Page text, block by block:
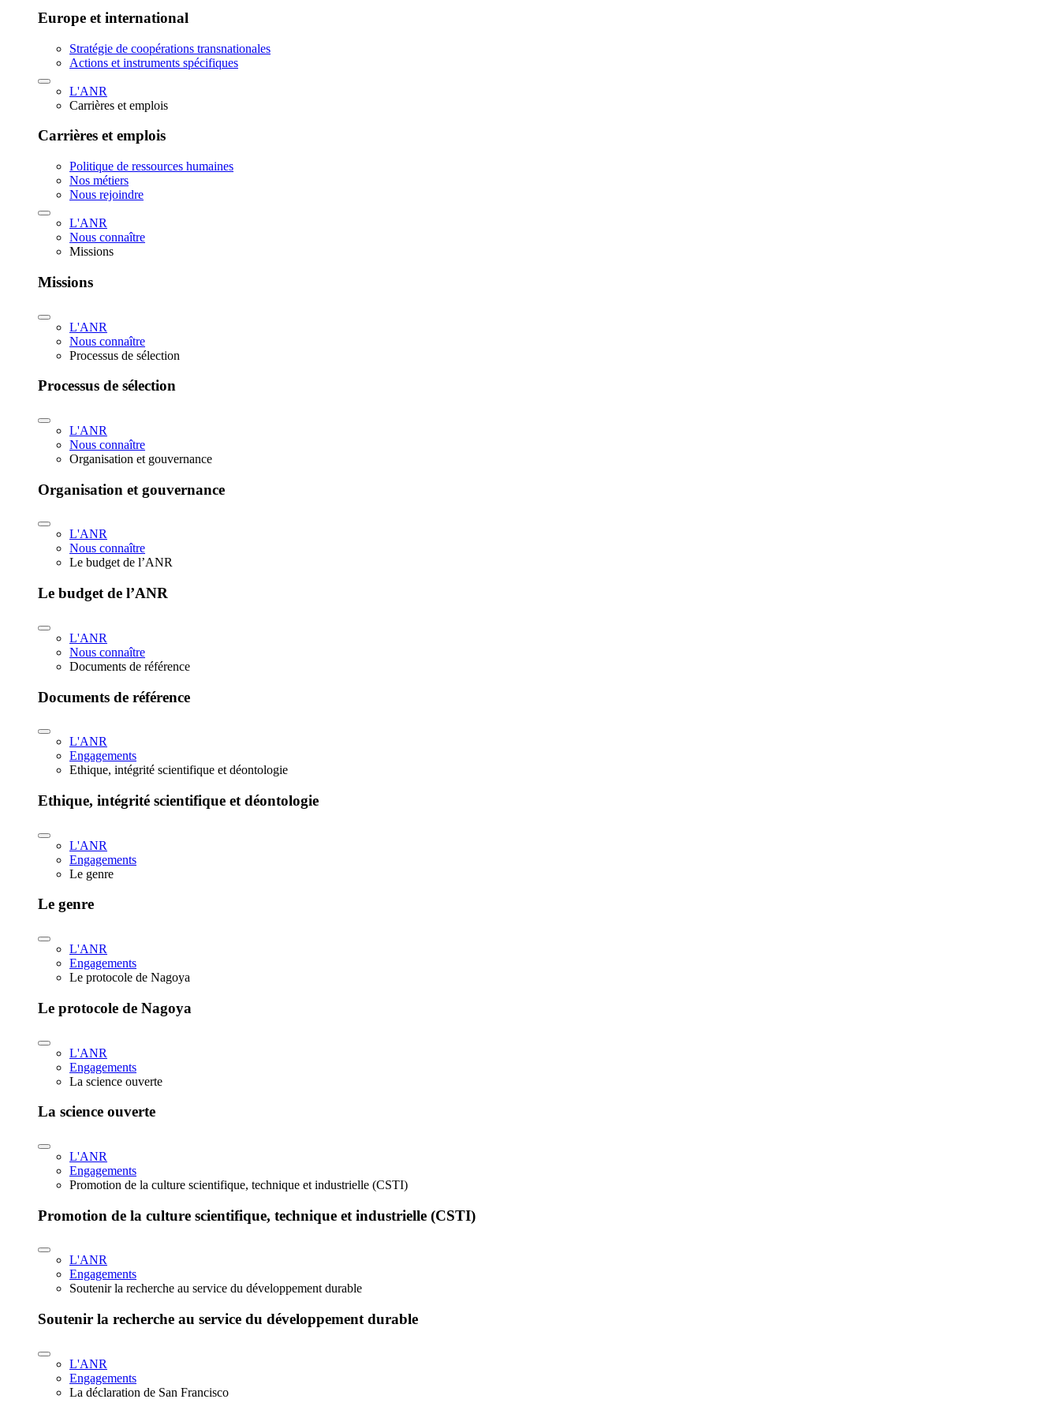
Europe et international
Stratégie de coopérations transnationales
Actions et instruments spécifiques
L'ANR
Carrières et emplois
Carrières et emplois
Politique de ressources humaines
Nos métiers
Nous rejoindre
L'ANR
Nous connaître
Missions
Missions
L'ANR
Nous connaître
Processus de sélection
Processus de sélection
L'ANR
Nous connaître
Organisation et gouvernance
Organisation et gouvernance
L'ANR
Nous connaître
Le budget de l’ANR
Le budget de l’ANR
L'ANR
Nous connaître
Documents de référence
Documents de référence
L'ANR
Engagements
Ethique, intégrité scientifique et déontologie
Ethique, intégrité scientifique et déontologie
L'ANR
Engagements
Le genre
Le genre
L'ANR
Engagements
Le protocole de Nagoya
Le protocole de Nagoya
L'ANR
Engagements
La science ouverte
La science ouverte
L'ANR
Engagements
Promotion de la culture scientifique, technique et industrielle (CSTI)
Promotion de la culture scientifique, technique et industrielle (CSTI)
L'ANR
Engagements
Soutenir la recherche au service du développement durable
Soutenir la recherche au service du développement durable
L'ANR
Engagements
La déclaration de San Francisco